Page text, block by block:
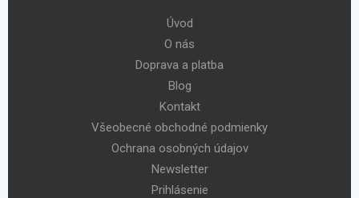
Úvod
O nás
Doprava a platba
Blog
Kontakt
Všeobecné obchodné podmienky
Ochrana osobných údajov
Newsletter
Prihlásenie